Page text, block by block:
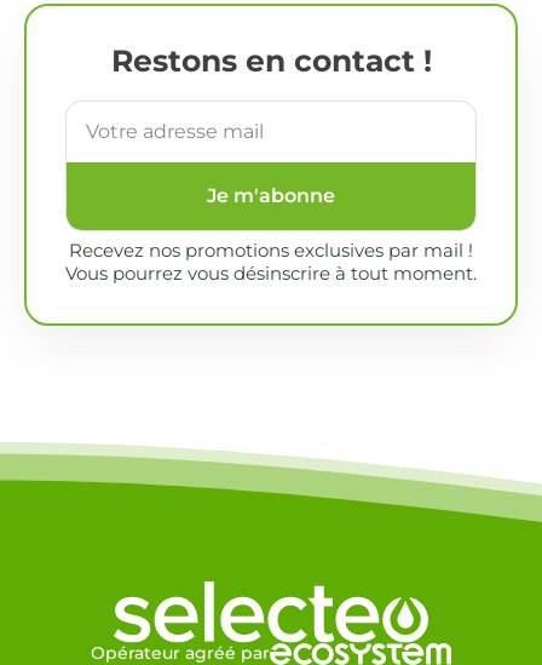
Restons en contact !
Je m'abonne
Recevez nos promotions exclusives par mail !
Vous pourrez vous désinscrire à tout moment.
Opérateur agréé par